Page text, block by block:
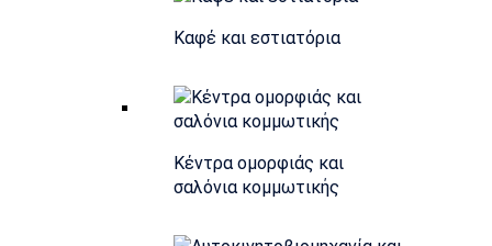
Καφέ και εστιατόρια
Κέντρα ομορφιάς και
σαλόνια κομμωτικής